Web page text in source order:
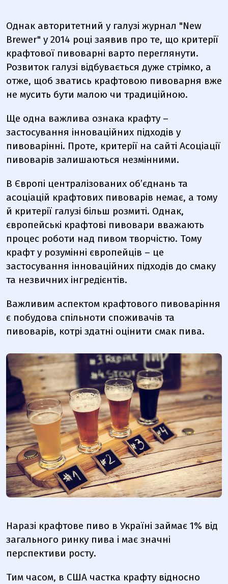
Однак авторитетний у галузі журнал "New
Brewer" у 2014 році заявив про те, що критерії
крафтової пивоварні варто переглянути.
Розвиток галузі відбувається дуже стрімко, а
отже, щоб зватись крафтовою пивоварня вже
не мусить бути малою чи традиційною.
Ще одна важлива ознака крафту –
застосування інноваційних підходів у
пивоварінні. Проте, критерії на сайті Асоціації
пивоварів залишаються незмінними.
В Європі централізованих об’єднань та
асоціацій крафтових пивоварів немає, а тому
й критерії галузі більш розмиті. Однак,
європейські крафтові пивовари вважають
процес роботи над пивом творчістю. Тому
крафт у розумінні європейців – це
застосування інноваційних підходів до смаку
та незвичних інгредієнтів.
Важливим аспектом крафтового пивоваріння
є побудова спільноти споживачів та
пивоварів, котрі здатні оцінити смак пива.
Наразі крафтове пиво в Україні займає 1% від
загального ринку пива і має значні
перспективи росту.
Тим часом, в США частка крафту відносно